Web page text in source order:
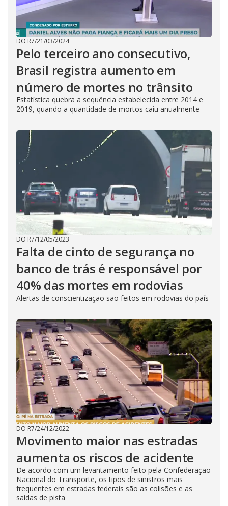
DO R7/21/03/2024
Pelo terceiro ano consecutivo,
Brasil registra aumento em
número de mortes no trânsito
Estatística quebra a sequência estabelecida entre 2014 e
2019, quando a quantidade de mortos caiu anualmente
DO R7/12/05/2023
Falta de cinto de segurança no
banco de trás é responsável por
40% das mortes em rodovias
Alertas de conscientização são feitos em rodovias do país
DO R7/24/12/2022
Movimento maior nas estradas
aumenta os riscos de acidente
De acordo com um levantamento feito pela Confederação
Nacional do Transporte, os tipos de sinistros mais
frequentes em estradas federais são as colisões e as
saídas de pista